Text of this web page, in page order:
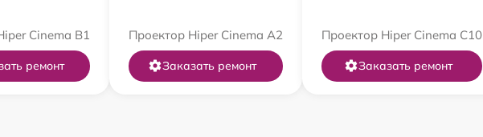
Cinema B1
ремонт
Проектор Hiper Cinema A2
Заказать ремонт
Проектор Hiper Cinema C10
Заказать ремонт